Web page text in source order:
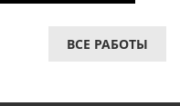
ВСЕ РАБОТЫ